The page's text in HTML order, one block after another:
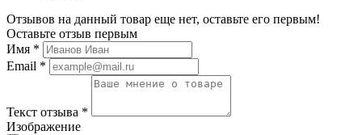
Отзывов на данный товар еще нет, оставьте его первым!
Оставьте отзыв первым
Имя *
Email *
Текст отзыва *
Изображение